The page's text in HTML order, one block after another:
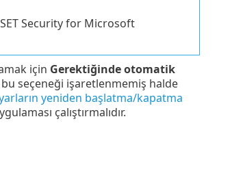
Security for Microsoft
için Gerektiğinde otomatik
seçeneği işaretlenmemiş halde
yeniden başlatma/kapatma
çalıştırmalıdır.